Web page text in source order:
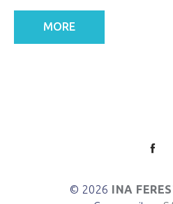
MORE
© 2026 INA